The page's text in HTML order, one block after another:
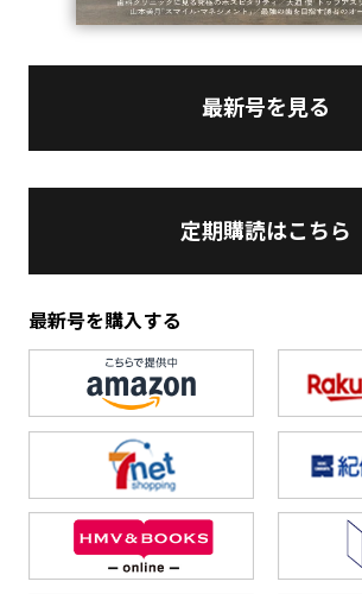
最新号を見る
定期購読はこちら
最新号を購入する